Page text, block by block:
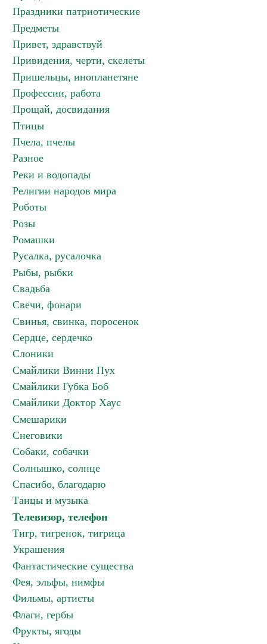
Праздники патриотические
Предметы
Привет, здравствуй
Привидения, черти, скелеты
Пришельцы, инопланетяне
Профессии, работа
Прощай, досвидания
Птицы
Пчела, пчелы
Разное
Реки и водопады
Религии народов мира
Роботы
Розы
Ромашки
Русалка, русалочка
Рыбы, рыбки
Свадьба
Свечи, фонари
Свинья, свинка, поросенок
Сердце, сердечко
Слоники
Смайлики Винни Пух
Смайлики Губка Боб
Смайлики Доктор Хаус
Смешарики
Снеговики
Собаки, собачки
Солнышко, солнце
Спасибо, благодарю
Танцы и музыка
Телевизор, телефон
Тигр, тигренок, тигрица
Украшения
Фантастические существа
Фея, эльфы, нимфы
Фильмы, артисты
Флаги, гербы
Фрукты, ягоды